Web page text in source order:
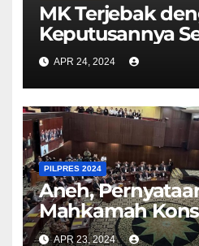
MK Terjebak
Keputusannya
APR 24, 2024
PILPRES 2024
Aneh,
Mahkamah
Bansos
APR 23, 2024